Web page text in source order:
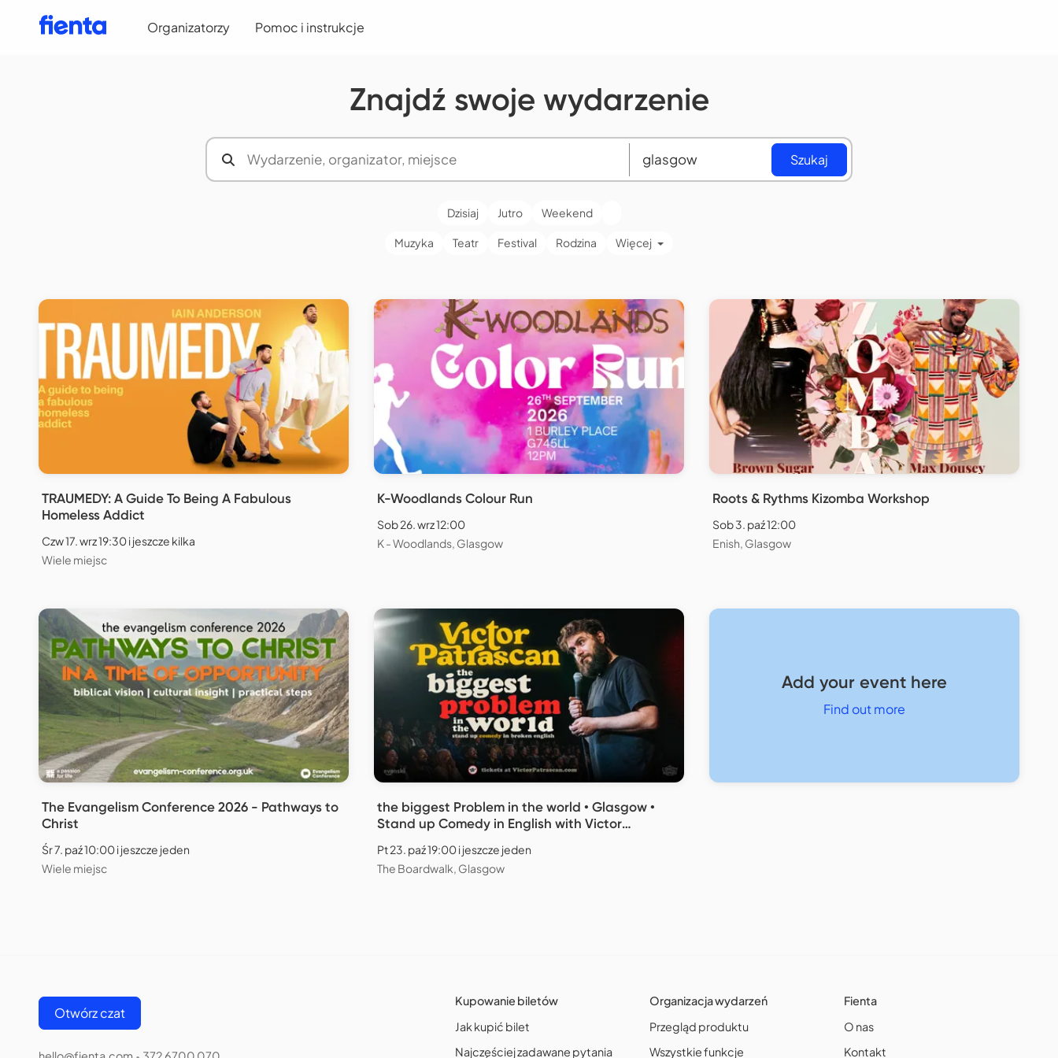
Organizatorzy Pomoc i instrukcje
Znajdź swoje wydarzenie
Szukaj
Dzisiaj Jutro Weekend
Muzyka Teatr Festival Rodzina Więcej
TRAUMEDY: A Guide To Being A Fabulous
Homeless Addict
Czw 17. wrz 19:30 i jeszcze kilka
Wiele miejsc
K-Woodlands Colour Run
Sob 26. wrz 12:00
K - Woodlands, Glasgow
Roots & Rythms Kizomba Workshop
Sob 3. paź 12:00
Enish, Glasgow
The Evangelism Conference 2026 - Pathways to
Christ
Śr 7. paź 10:00 i jeszcze jeden
Wiele miejsc
the biggest Problem in the world • Glasgow •
Stand up Comedy in English with Victor
Pt 23. paź 19:00 i jeszcze jeden
The Boardwalk, Glasgow
Add your event here
Find out more
Otwórz czat
Kupowanie biletów
Jak kupić bilet
Najczęściej zadawane pytania
Organizacja wydarzeń
Przegląd produktu
Wszystkie funkcje
Fienta
O nas
Kontakt